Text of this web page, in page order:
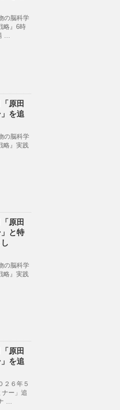
の脳科学
略』6時
…
原田
を追
の脳科学
略』実践
原田
と特
の脳科学
略』実践
原田
を追
２６年５
ー」追
…